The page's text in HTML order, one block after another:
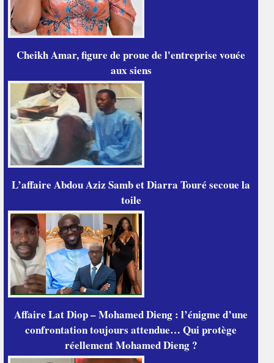
Cheikh Amar, figure de proue de l'entreprise vouée
aux siens
L’affaire Abdou Aziz Samb et Diarra Touré secoue la
toile
Affaire Lat Diop – Mohamed Dieng : l’énigme d’une
confrontation toujours attendue… Qui protège
réellement Mohamed Dieng ?